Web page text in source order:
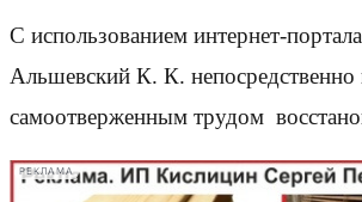
С использованием интернет-
Альшевский К. К.
самоотверженным трудом
РЕКЛАМА